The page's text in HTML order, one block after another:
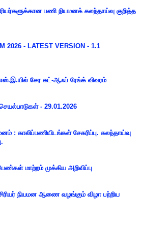
பணி நியமனக் கலந்தாய்வு குறித்த
2026 - LATEST VERSION - 1.1
சேர கட்-ஆஃப் ரேங்க் விவரம்
- 29.01.2026
: காலிப்பணியிடங்கள் சேகரிப்பு. கலந்தாய்வு
மாற்றம் முக்கிய அறிவிப்பு
நியமன ஆணை வழங்கும் விழா பற்றிய